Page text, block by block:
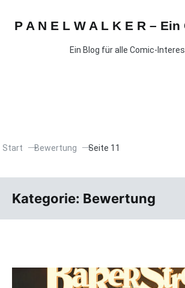
P A N E L W A L K E R –
Ein Blog für alle Comic-
Start Bewertung Seite 11
Kategorie: Bewertung